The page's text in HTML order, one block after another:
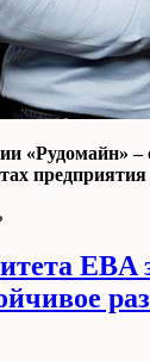
«Рудомайн»
предприятия
EBA